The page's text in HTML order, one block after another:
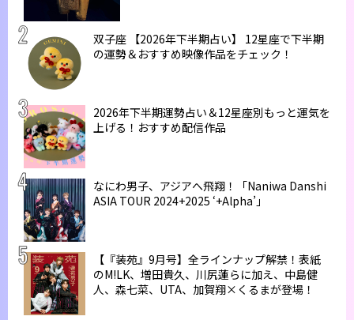
双子座 【2026年下半期占い】 12星座で下半期
の運勢＆おすすめ映像作品をチェック！
2026年下半期運勢占い＆12星座別もっと運気を
上げる！おすすめ配信作品
なにわ男子、アジアへ飛翔！「Naniwa Danshi
ASIA TOUR 2024+2025 ‘+Alpha’」
【『装苑』9月号】全ラインナップ解禁！表紙
のM!LK、増田貴久、川尻蓮らに加え、中島健
人、森七菜、UTA、加賀翔×くるまが登場！